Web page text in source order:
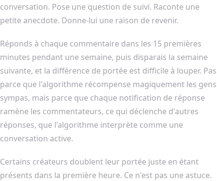
conversation. Pose une question de suivi. Raconte une
petite anecdote. Donne-lui une raison de revenir.
Réponds à chaque commentaire dans les 15 premières
minutes pendant une semaine, puis disparais la semaine
suivante, et la différence de portée est difficile à louper. Pas
parce que l'algorithme récompense magiquement les gens
sympas, mais parce que chaque notification de réponse
ramène les commentateurs, ce qui déclenche d'autres
réponses, que l'algorithme interprète comme une
conversation active.
Certains créateurs doublent leur portée juste en étant
présents dans la première heure. Ce n'est pas une astuce.